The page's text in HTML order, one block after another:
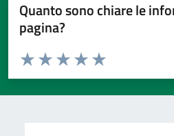
Quanto sono chiare le
pagina?
Valuta da 1 a 5 stelle la pagina
Valuta 5 stelle
Valuta 4 stelle su 5
Valuta 3 stelle su 5
Valuta 2 stelle su 5
Valuta 1 stelle su 5